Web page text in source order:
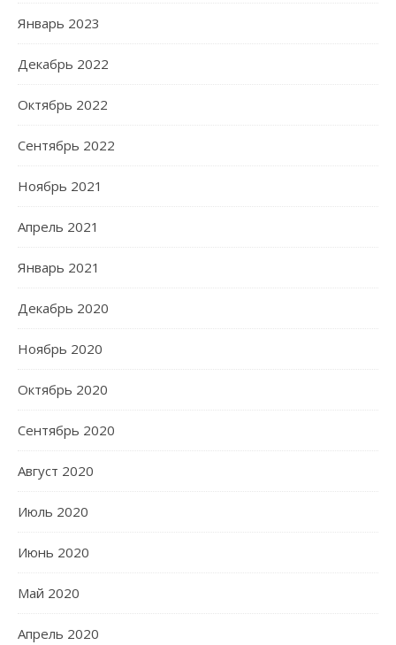
Январь 2023
Декабрь 2022
Октябрь 2022
Сентябрь 2022
Ноябрь 2021
Апрель 2021
Январь 2021
Декабрь 2020
Ноябрь 2020
Октябрь 2020
Сентябрь 2020
Август 2020
Июль 2020
Июнь 2020
Май 2020
Апрель 2020